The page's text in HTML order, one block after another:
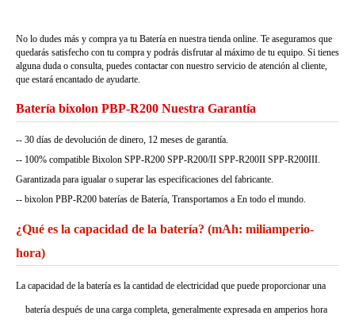
No lo dudes más y compra ya tu Batería en nuestra tienda online. Te aseguramos que
quedarás satisfecho con tu compra y podrás disfrutar al máximo de tu equipo. Si tienes
alguna duda o consulta, puedes contactar con nuestro servicio de atención al cliente,
que estará encantado de ayudarte.
Batería bixolon PBP-R200 Nuestra Garantía
-- 30 días de devolución de dinero, 12 meses de garantía.
-- 100% compatible Bixolon SPP-R200 SPP-R200/II SPP-R200II SPP-R200III.
Garantizada para igualar o superar las especificaciones del fabricante.
-- bixolon PBP-R200 baterías de Batería, Transportamos a En todo el mundo.
¿Qué es la capacidad de la batería? (mAh: miliamperio-
hora)
La capacidad de la batería es la cantidad de electricidad que puede proporcionar una
batería después de una carga completa, generalmente expresada en amperios hora